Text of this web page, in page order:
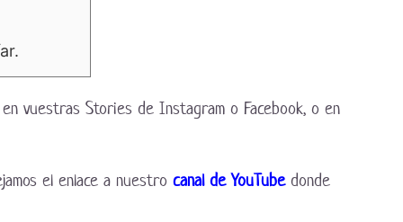
vuestras Stories de Instagram o Facebook, o en
el enlace a nuestro canal de YouTubedonde